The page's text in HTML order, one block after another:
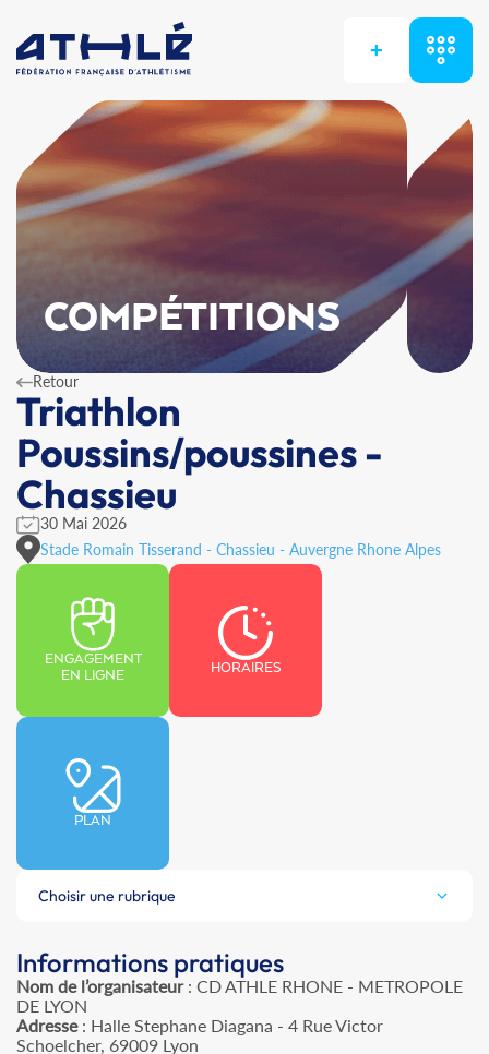
+
COMPÉTITIONS
Retour
Triathlon
Poussins/poussines -
Chassieu
30 Mai 2026
Stade Romain Tisserand - Chassieu - Auvergne Rhone Alpes
ENGAGEMENT
EN LIGNE
HORAIRES
PLAN
Choisir une rubrique
Informations pratiques
Nom de l’organisateur: CD ATHLE RHONE - METROPOLE
DE LYON
Adresse: Halle Stephane Diagana - 4 Rue Victor
Schoelcher, 69009 Lyon